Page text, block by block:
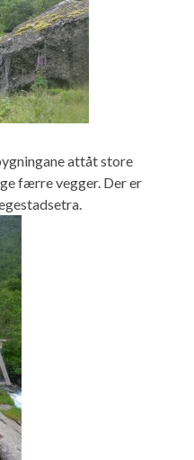
attåt store
færre vegger. Der er